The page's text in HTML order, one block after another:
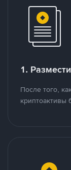
1.
После того,
криптоактивы